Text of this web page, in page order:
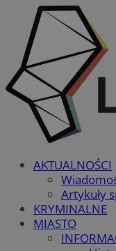
AKTUALNOŚCI
Artykuły
KRYMINALNE
MIASTO